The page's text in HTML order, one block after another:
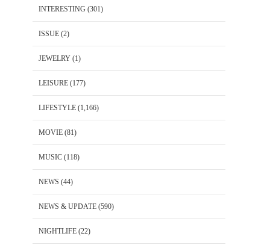
INTERESTING (301)
ISSUE (2)
JEWELRY (1)
LEISURE (177)
LIFESTYLE (1,166)
MOVIE (81)
MUSIC (118)
NEWS (44)
NEWS & UPDATE (590)
NIGHTLIFE (22)